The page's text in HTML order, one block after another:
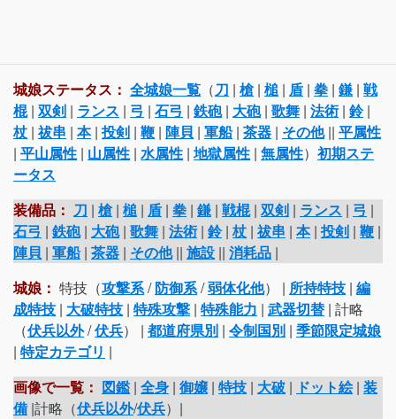
城娘ステータス： 全城娘一覧 （刀 | 槍 | 槌 | 盾 | 拳 | 鎌| 戦
棍| 双剣 | ランス | 弓 | 石弓 | 鉄砲| 大砲| 歌舞 | 法術| 鈴|
杖 | 祓串 | 本|投剣 | 鞭 | 陣貝 | 軍船| 茶器 | その他|| 平属性
| 平山属性 | 山属性 | 水属性 | 地獄属性 | 無属性） 初期ステ
ータス
装備品： 刀 | 槍 | 槌 | 盾 | 拳 | 鎌| 戦棍| 双剣 | ランス | 弓 |
石弓 | 鉄砲| 大砲| 歌舞 | 法術 | 鈴| 杖 | 祓串 | 本| 投剣 | 鞭 |
陣貝 | 軍船| 茶器 | その他|| 施設 || 消耗品 |
城娘： 特技（攻撃系/防御系/弱体化他） | 所持特技 | 編
成特技 | 大破特技 | 特殊攻撃 | 特殊能力 | 武器切替 | 計略
（伏兵以外/伏兵） | 都道府県別 | 令制国別 | 季節限定城娘
| 特定カテゴリ |
画像で一覧： 図鑑 | 全身 | 御嬢| 特技 | 大破 | ドット絵| 装
備 |計略（伏兵以外/伏兵）|